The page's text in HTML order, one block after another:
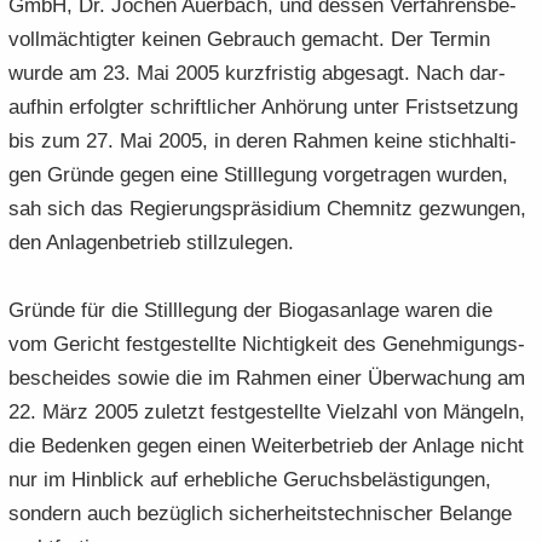
GmbH, Dr. Jo­chen Au­er­bach, und des­sen Ver­fah­rens­be­
voll­mäch­tig­ter kei­nen Ge­brauch ge­macht. Der Ter­min
wurde am 23. Mai 2005 kurz­fris­tig ab­ge­sagt. Nach dar­
auf­hin er­folg­ter schrift­li­cher An­hö­rung unter Frist­set­zung
bis zum 27. Mai 2005, in deren Rah­men keine stich­hal­ti­
gen Grün­de gegen eine Still­le­gung vor­ge­tra­gen wur­den,
sah sich das Re­gie­rungs­prä­si­di­um Chem­nitz ge­zwun­gen,
den An­la­gen­be­trieb still­zu­le­gen.
Grün­de für die Still­le­gung der Bio­gas­an­la­ge waren die
vom Ge­richt fest­ge­stell­te Nich­tig­keit des Ge­neh­mi­gungs­
be­schei­des sowie die im Rah­men einer Über­wa­chung am
22. März 2005 zu­letzt fest­ge­stell­te Viel­zahl von Män­geln,
die Be­den­ken gegen einen Wei­ter­be­trieb der An­la­ge nicht
nur im Hin­blick auf er­heb­li­che Ge­ruchs­be­läs­ti­gun­gen,
son­dern auch be­züg­lich si­cher­heits­tech­ni­scher Be­lan­ge